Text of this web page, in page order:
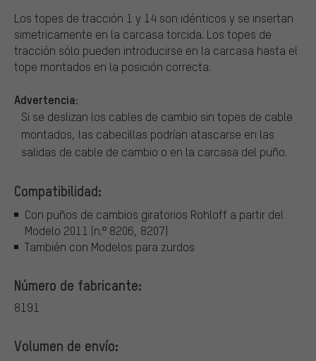
Los topes de tracción 1 y 14 son idénticos y se insertan
simetricamente en la carcasa torcida. Los topes de
tracción sólo pueden introducirse en la carcasa hasta el
tope montados en la posición correcta.
Advertencia:
Si se deslizan los cables de cambio sin topes de cable
montados, las cabecillas podrían atascarse en las
salidas de cable de cambio o en la carcasa del puño.
Compatibilidad:
Con puños de cambios giratorios Rohloff a partir del
Modelo 2011 (n.º 8206, 8207)
También con Modelos para zurdos
Número de fabricante:
8191
Volumen de envío: